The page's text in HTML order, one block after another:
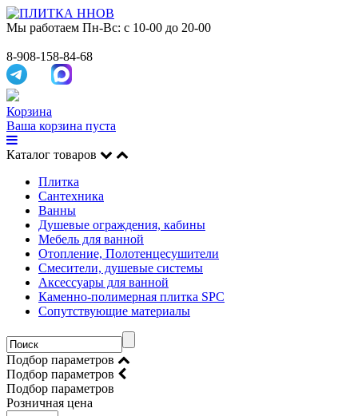
Мы работаем Пн-Вс: с 10-00 до 20-00
8-908-158-84-68
Корзина
Ваша корзина пуста
Каталог товаров
Плитка
Сантехника
Ванны
Душевые ограждения, кабины
Мебель для ванной
Отопление, Полотенцесушители
Смесители, душевые системы
Аксессуары для ванной
Каменно-полимерная плитка SPC
Сопутствующие материалы
Подбор параметров
Подбор параметров
Подбор параметров
Розничная цена